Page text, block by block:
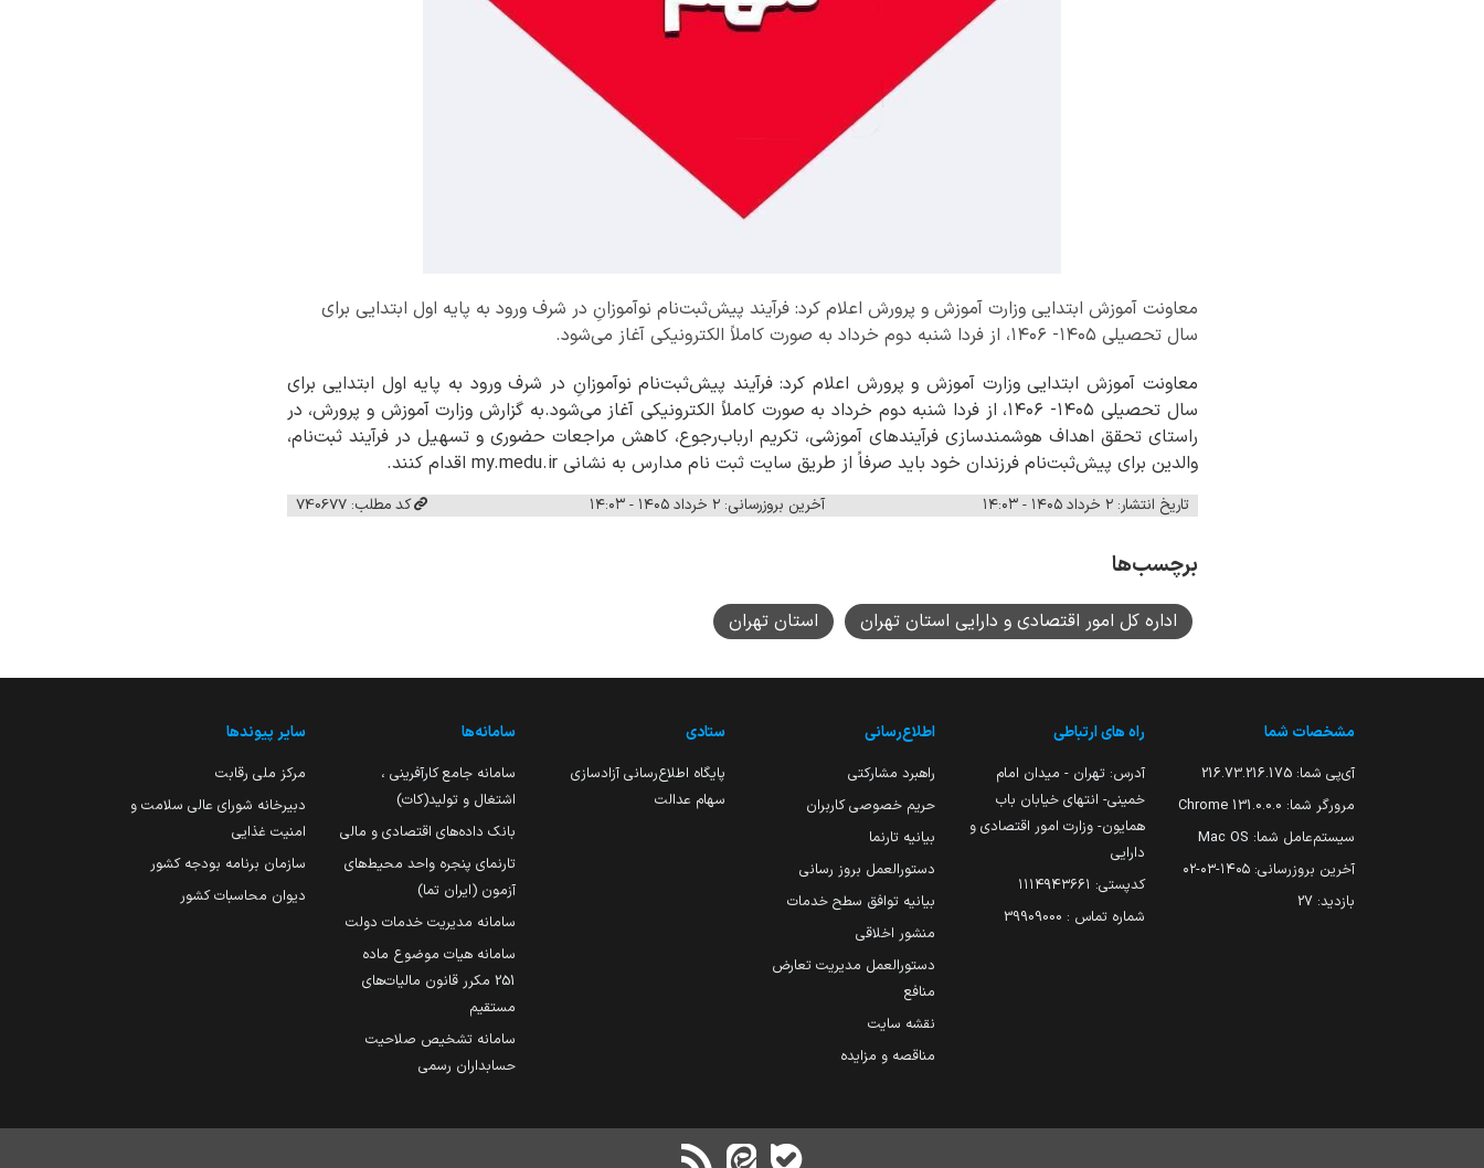
معاونت آموزش ابتدایی وزارت آموزش و پرورش اعلام کرد: فرآیند پیش‌ثبت‌نام نوآموزانِ در شرف ورود به پایه اول ابتدایی برای
سال تحصیلی ۱۴۰۵- ۱۴۰۶، از فردا شنبه دوم خرداد به صورت کاملاً الکترونیکی آغاز می‌شود.
معاونت آموزش ابتدایی وزارت آموزش و پرورش اعلام کرد: فرآیند پیش‌ثبت‌نام نوآموزانِ در شرف ورود به پایه اول ابتدایی برای
سال تحصیلی ۱۴۰۵- ۱۴۰۶، از فردا شنبه دوم خرداد به صورت کاملاً الکترونیکی آغاز می‌شود.به گزارش وزارت آموزش و پرورش، در
راستای تحقق اهداف هوشمندسازی فرآیندهای آموزشی، تکریم ارباب‌رجوع، کاهش مراجعات حضوری و تسهیل در فرآیند ثبت‌نام،
والدین برای پیش‌ثبت‌نام فرزندان خود باید صرفاً از طریق سایت ثبت نام مدارس به نشانی my.medu.ir اقدام کنند.
تاریخ انتشار: ۲ خرداد ۱۴۰۵ - ۱۴:۰۳ آخرین بروزرسانی: ۲ خرداد ۱۴۰۵ - ۱۴:۰۳ کد مطلب: 740677
برچسب‌ها
اداره کل امور اقتصادی و دارایی استان تهران استان تهران
مشخصات شما
آی‌پی شما: 216.73.216.175
مرورگر شما: 131.0.0.0 Chrome
سیستم‌عامل شما: Mac OS
آخرین بروزرسانی: ۱۴۰۵-۰۳-۰۲
بازدید: 27
راه های ارتباطی
آدرس: تهران - میدان امام
خمینی- انتهای خیابان باب
همایون- وزارت امور اقتصادی و
دارایی
کدپستی: ۱۱۱۴۹۴۳۶۶۱
شماره تماس : 39909000
اطلاع‌رسانی
راهبرد مشارکتی
حریم خصوصی کاربران
بیانیه تارنما
دستورالعمل بروز رسانی
بیانیه توافق سطح خدمات
منشور اخلاقی
دستورالعمل مدیریت تعارض
منافع
نقشه سایت
مناقصه و مزایده
ستادی
پایگاه اطلاع‌رسانی آزادسازی
سهام عدالت
سامانه‌ها
سامانه جامع کارآفرینی ،
اشتغال و تولید(کات)
بانک داده‌های اقتصادی و مالی
تارنمای پنجره واحد محیط‌های
آزمون (ایران تما)
سامانه مدیریت خدمات دولت
سامانه هیات موضوع ماده
251 مکرر قانون مالیات‌های
مستقیم
سامانه تشخیص صلاحیت
حسابداران رسمی
سایر پیوندها
مرکز ملی رقابت
دبیرخانه شورای عالی سلامت و
امنیت غذایی
سازمان برنامه بودجه کشور
دیوان محاسبات کشور